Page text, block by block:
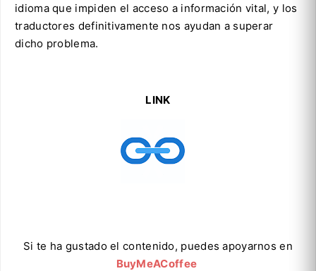
idioma que impiden el acceso a información vital, y los
traductores definitivamente nos ayudan a superar
dicho problema.
LINK
Si te ha gustado el contenido, puedes apoyarnos en
BuyMeACoffee